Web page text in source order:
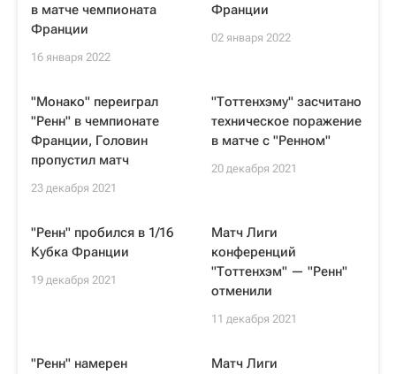
в матче чемпионата
Франции
16 января 2022
Франции
02 января 2022
"Монако" переиграл
"Ренн" в чемпионате
Франции, Головин
пропустил матч
23 декабря 2021
"Тоттенхэму" засчитано
техническое поражение
в матче с "Ренном"
20 декабря 2021
"Ренн" пробился в 1/16
Кубка Франции
19 декабря 2021
Матч Лиги
конференций
"Тоттенхэм" — "Ренн"
отменили
11 декабря 2021
"Ренн" намерен
Матч Лиги